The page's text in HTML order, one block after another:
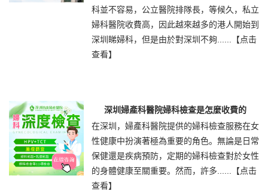
科並不容易，公立醫院排隊長，等候久，私立
婦科醫院收費高，因此越來越多的港人開始到
深圳睇婦科，但是由於對深圳不夠......
【点击
查看】
深圳婦產科醫院婦科檢查是怎麼收費的
在深圳，婦產科醫院提供的婦科檢查服務在女
性健康中扮演著極為重要的角色。無論是日常
保健還是疾病預防，定期的婦科檢查對於女性
的身體健康至關重要。然而，許多......
【点击
查看】